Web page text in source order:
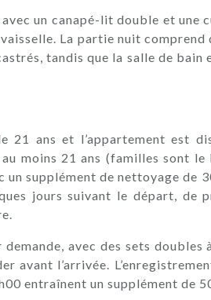
un canapé-lit double et une
La partie nuit
tandis que la salle de bain
21 ans et l’appartement est
moins 21 ans (familles sont le
un supplément de nettoyage de
jours suivant le départ, de
avec des sets
avant l’arrivée.
entraînent un supplément de